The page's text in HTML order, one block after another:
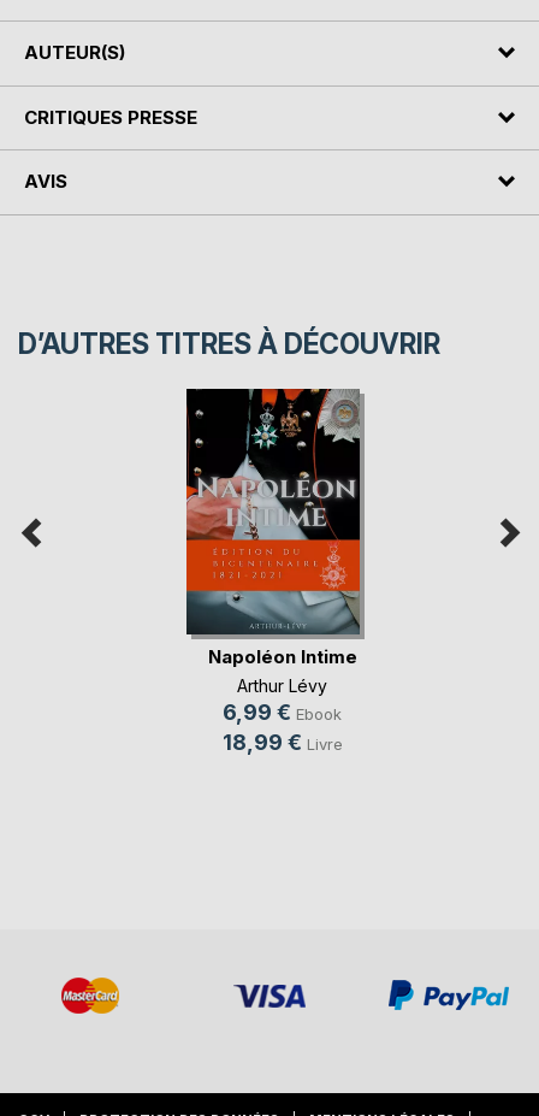
AUTEUR(S)
CRITIQUES PRESSE
AVIS
D’AUTRES TITRES À DÉCOUVRIR
Napoléon Intime
Arthur Lévy
6,99 € Ebook
18,99 € Livre